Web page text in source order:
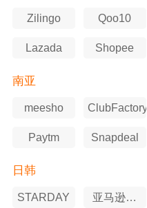
Zilingo Qoo10
Lazada Shopee
南亚
meesho ClubFactory
Paytm Snapdeal
日韩
STARDAY
亚马逊日